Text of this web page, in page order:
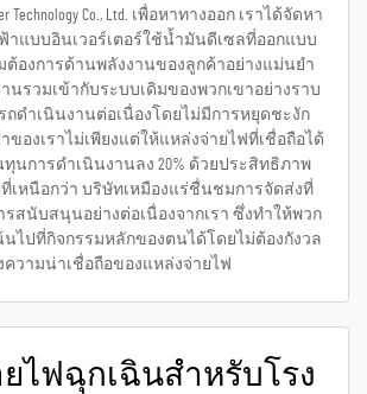
Technology Co., Ltd. เพื่อหาทางออก เราได้จัดหา
าแบบอินเวอร์เตอร์ใช้น้ำมันดีเซลที่ออกแบบ
ต้องการด้านพลังงานของลูกค้าอย่างแม่นยำ
นรวมเข้ากับระบบเดิมของพวกเขาอย่างราบ
ถดำเนินงานต่อเนื่องโดยไม่มีการหยุดชะงัก
ของเราไม่เพียงแต่ให้แหล่งจ่ายไฟที่เชื่อถือได้
นการดำเนินงานลง 20% ด้วยประสิทธิภาพ
ที่เหนือกว่า บริษัทเหมืองแร่ชื่นชมการจัดส่งที่
รสนับสนุนอย่างต่อเนื่องจากเรา ซึ่งทำให้พวก
นไปที่กิจกรรมหลักของตนได้โดยไม่ต้องกังวล
ความน่าเชื่อถือของแหล่งจ่ายไฟ
ไฟฉุกเฉินสำหรับโรง